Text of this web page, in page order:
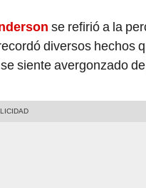
se refirió a la
diversos hechos
siente avergonzado